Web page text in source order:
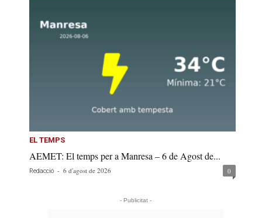
EL TEMPS
AEMET: El temps per a Manresa – 6 de Agost de...
Redacció - 6 d'agost de 2026 0
- Publicitat -